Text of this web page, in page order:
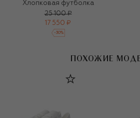
Хлопковая футболка
25 100 ₽
17 550 ₽
-30%
ПОХОЖИЕ